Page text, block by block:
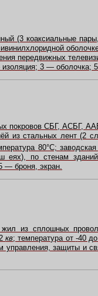
(3 коаксиальные
передвижных
3 — оболочка;
СБГ, АСБГ,
из стальных лент (2
80°C;
еях), по стенам
— броня, экран.
из сплошных
кв; температура от -40
управления, защиты